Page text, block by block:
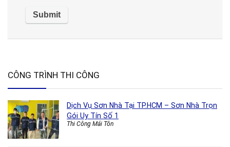
CÔNG TRÌNH THI CÔNG
Dịch Vụ Sơn Nhà Tại TP.HCM – Sơn Nhà Trọn
Gói Uy Tín Số 1
Thi Công Mái Tôn